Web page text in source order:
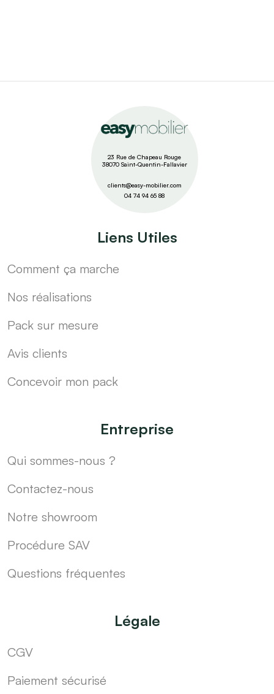
23 Rue de Chapeau Rouge
38070 Saint-Quentin-Fallavier
clients@easy-mobilier.com
04 74 94 65 88
Liens Utiles
Comment ça marche
Nos réalisations
Pack sur mesure
Avis clients
Concevoir mon pack
Entreprise
Qui sommes-nous ?
Contactez-nous
Notre showroom
Procédure SAV
Questions fréquentes
Légale
CGV
Paiement sécurisé